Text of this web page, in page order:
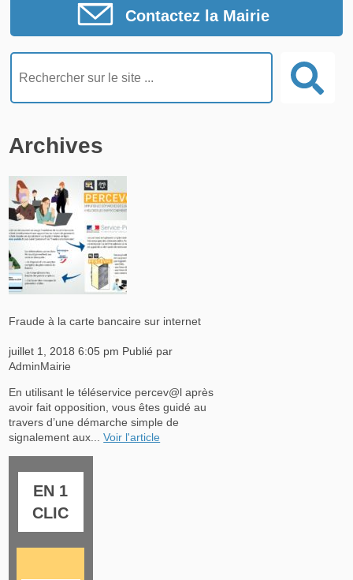
Archives
Fraude à la carte bancaire sur internet
juillet 1, 2018 6:05 pm Publié par
AdminMairie
En utilisant le téléservice percev@l après
avoir fait opposition, vous êtes guidé au
travers d’une démarche simple de
signalement aux...Voir l'article
EN 1
CLIC